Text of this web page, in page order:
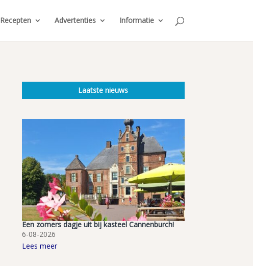
Recepten Advertenties Informatie
Laatste nieuws
Een zomers dagje uit bij kasteel Cannenburch!
6-08-2026
Lees meer